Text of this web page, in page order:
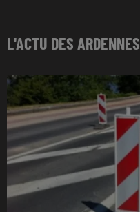
L'ACTU DES ARDENNES